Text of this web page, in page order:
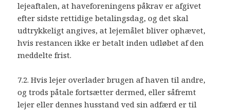
lejeaftalen, at haveforeningens påkrav er afgivet
efter sidste rettidige betalingsdag, og det skal
udtrykkeligt angives, at lejemålet bliver ophævet,
hvis restancen ikke er betalt inden udløbet af den
meddelte frist.
7.2. Hvis lejer overlader brugen af haven til andre,
og trods påtale fortsætter dermed, eller såfremt
lejer eller dennes husstand ved sin adfærd er til